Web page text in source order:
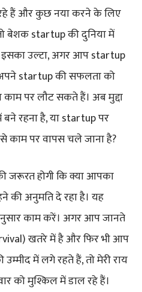
हैं और कुछ नया करने के लिए
बेशक startup की दुनिया में
उल्टा, अगर आप startup
startup की सफलता को
पर लौट सकते हैं। अब मुद्दा
रहना है, या startup पर
काम पर वापस चले जाना है?
होगी कि क्या आपका
की अनुमति दे रहा है। यह
काम करें। अगर आप जानते
खतरे में है और फिर भी आप
में लगे रहते हैं, तो मेरी राय
को मुश्किल में डाल रहे हैं।